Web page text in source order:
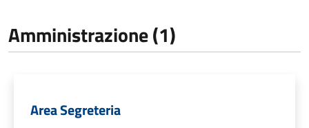
Amministrazione (1)
Area Segreteria